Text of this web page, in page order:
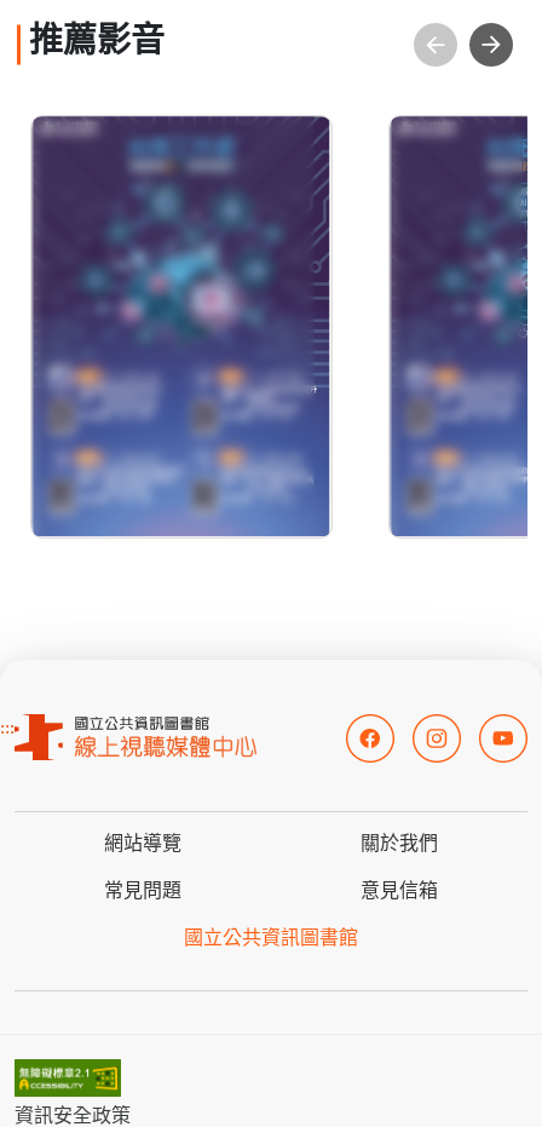
推薦影音
數位時代的職涯規劃與
情感聯繫
:::
網站導覽 關於我們
常見問題 意見信箱
國立公共資訊圖書館
資訊安全政策